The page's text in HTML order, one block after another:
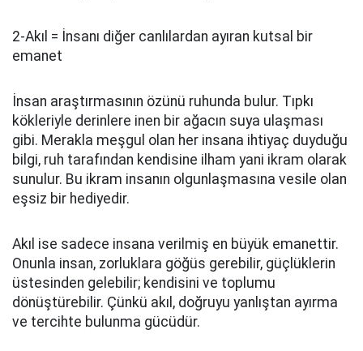
2-Akıl = İnsanı diğer canlılardan ayıran kutsal bir
emanet
İnsan araştırmasının özünü ruhunda bulur. Tıpkı
kökleriyle derinlere inen bir ağacın suya ulaşması
gibi. Merakla meşgul olan her insana ihtiyaç duyduğu
bilgi, ruh tarafından kendisine ilham yani ikram olarak
sunulur. Bu ikram insanın olgunlaşmasına vesile olan
eşsiz bir hediyedir.
Akıl ise sadece insana verilmiş en büyük emanettir.
Onunla insan, zorluklara göğüs gerebilir, güçlüklerin
üstesinden gelebilir; kendisini ve toplumu
dönüştürebilir. Çünkü akıl, doğruyu yanlıştan ayırma
ve tercihte bulunma gücüdür.